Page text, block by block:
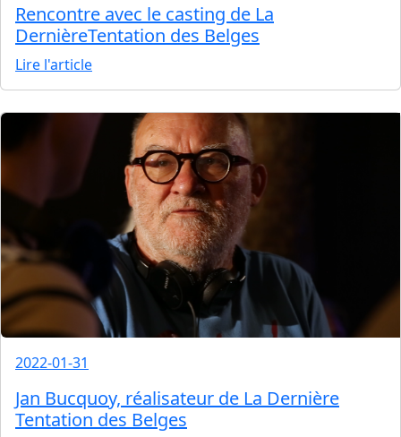
Rencontre avec le casting de La
DernièreTentation des Belges
Lire l'article
2022-01-31
Jan Bucquoy, réalisateur de La Dernière
Tentation des Belges